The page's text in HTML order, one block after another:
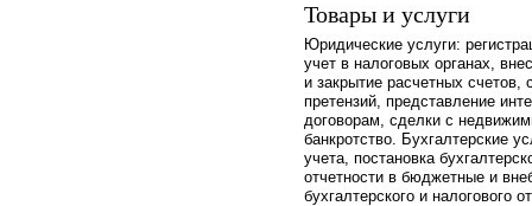
Товары и услуги
Юридические услуги:
учет в налоговых органах,
и закрытие расчетных
претензий, представление
договорам, сделки с
банкротство. Бухгалтерские
учета, постановка
отчетности в бюджетные и
бухгалтерского и налогового